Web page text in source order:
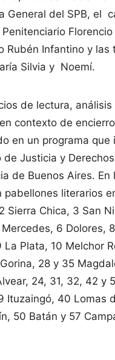
General del SPB, el
Florencio
Rubén Infantino y las
Silvia y Noemí.
de lectura,
contexto de
en un programa que
de Justicia y
de Buenos Aires. En
pabellones literarios
Sierra Chica, 3 San
Mercedes, 6 Dolores,
La Plata, 10 Melchor
28 y 35
24, 31, 32, 42 y
Ituzaingó, 40 Lomas
50 Batán y 57